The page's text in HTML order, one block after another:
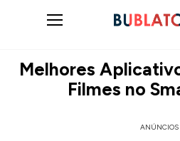
Melhores
Filmes no
ANÚNCIOS